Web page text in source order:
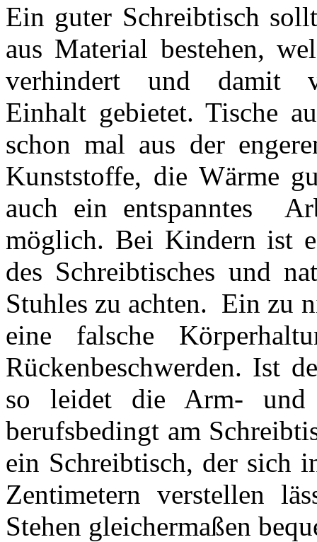
Ein guter Schreibtisch
aus Material bestehen,
verhindert und damit
Einhalt gebietet. Tische
schon mal aus der
Kunststoffe, die Wärme
auch ein entspanntes
möglich. Bei Kindern ist
des Schreibtisches und
Stuhles zu achten. Ein zu
eine falsche
Rückenbeschwerden. Ist
so leidet die Arm-
berufsbedingt am
ein Schreibtisch, der sich
Zentimetern verstellen
Stehen gleichermaßen